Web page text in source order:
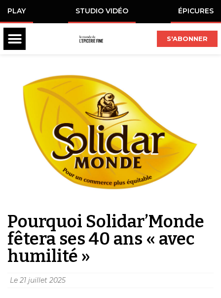
PLAY STUDIO VIDÉO ÉPICURES
S'ABONNER
Pourquoi Solidar’Monde
fêtera ses 40 ans « avec
humilité »
Le 21 juillet 2025